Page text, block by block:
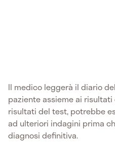
Il medico leggerà il diario
paziente assieme ai risultati
risultati del test, potrebbe
ad ulteriori indagini prima
diagnosi definitiva.